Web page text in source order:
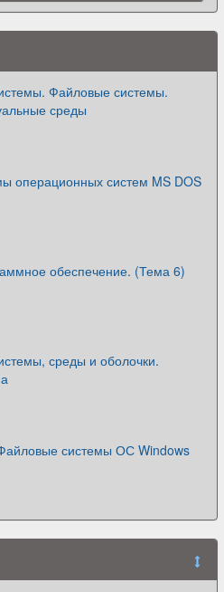
Файловые системы.
среды
операционных систем MS DOS
обеспечение. (Тема 6)
среды и оболочки.
системы ОС Windows